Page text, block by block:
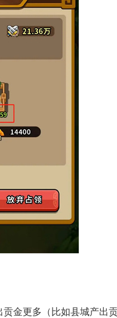
金更多（比如县城产出贡